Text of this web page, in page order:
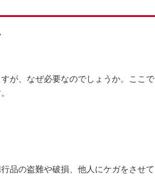
が、なぜ必要なのでしょうか。ここで
品の盗難や破損、他人にケガをさせて